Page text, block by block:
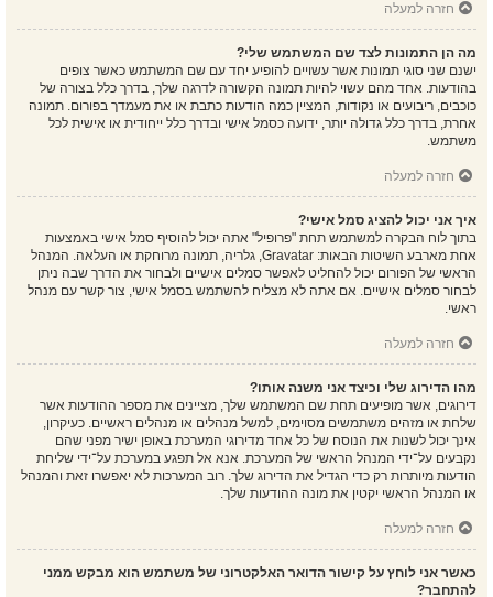
חזרה למעלה
מה הן התמונות לצד שם המשתמש שלי?
ישנם שני סוגי תמונות אשר עשויים להופיע יחד עם שם המשתמש כאשר צופים
בהודעות. אחד מהם עשוי להיות תמונה הקשורה לדרגה שלך, בדרך כלל בצורה של
כוכבים, ריבועים או נקודות, המציין כמה הודעות כתבת או את מעמדך בפורום. תמונה
אחרת, בדרך כלל גדולה יותר, ידועה כסמל אישי ובדרך כלל ייחודית או אישית לכל
משתמש.
חזרה למעלה
איך אני יכול להציג סמל אישי?
בתוך לוח הבקרה למשתמש תחת "פרופיל" אתה יכול להוסיף סמל אישי באמצעות
אחת מארבע השיטות הבאות: Gravatar, גלריה, תמונה מרוחקת או העלאה. המנהל
הראשי של הפורום יכול להחליט לאפשר סמלים אישיים ולבחור את הדרך שבה ניתן
לבחור סמלים אישיים. אם אתה לא מצליח להשתמש בסמל אישי, צור קשר עם מנהל
ראשי.
חזרה למעלה
מהו הדירוג שלי וכיצד אני משנה אותו?
דירוגים, אשר מופיעים תחת שם המשתמש שלך, מציינים את מספר ההודעות אשר
שלחת או מזהים משתמשים מסוימים, למשל מנהלים או מנהלים ראשיים. כעיקרון,
אינך יכול לשנות את הנוסח של כל אחד מדירוגי המערכת באופן ישיר מפני שהם
נקבעים על־ידי המנהל הראשי של המערכת. אנא אל תפגע במערכת על־ידי שליחת
הודעות מיותרות רק כדי הגדיל את הדירוג שלך. רוב המערכות לא יאפשרו זאת והמנהל
או המנהל הראשי יקטין את מונה ההודעות שלך.
חזרה למעלה
כאשר אני לוחץ על קישור הדואר האלקטרוני של משתמש הוא מבקש ממני
להתחבר?